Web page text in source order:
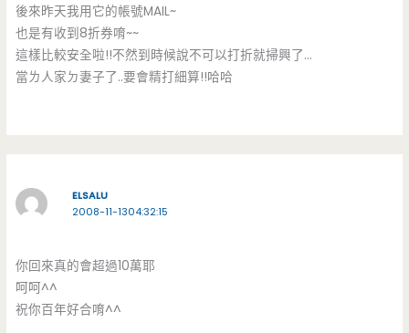
後來昨天我用它的帳號MAIL~
也是有收到8折券唷~~
這樣比較安全啦!!不然到時候說不可以打折就掃興了…
當ㄌ人家ㄉ妻子了..要會精打細算!!哈哈
ELSALU
2008-11-1304:32:15
你回來真的會超過10萬耶
呵呵^^
祝你百年好合唷^^